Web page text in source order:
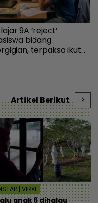
9A ‘reject’
bidang
terpaksa ikut
Artikel Berikut
| VIRAL
anak 6 dihalau